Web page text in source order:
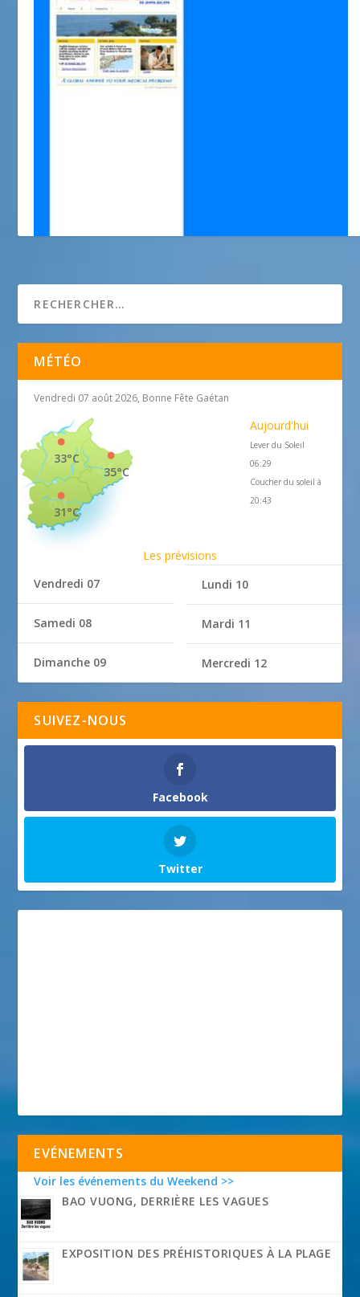
MÉTÉO
Vendredi 07 août 2026, Bonne Fête Gaétan
35°C
33°C
31°C
Aujourd'hui
Lever du Soleil
06:29
Coucher du soleil à
20:43
Les prévisions
Vendredi 07
Samedi 08
Dimanche 09
Lundi 10
Mardi 11
Mercredi 12
SUIVEZ-NOUS
Facebook
Twitter
EVÉNEMENTS
Voir les événements du Weekend >>
BAO VUONG, DERRIÈRE LES VAGUES
EXPOSITION DES PRÉHISTORIQUES À LA PLAGE